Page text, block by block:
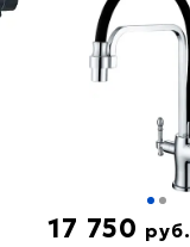
17 750 руб.